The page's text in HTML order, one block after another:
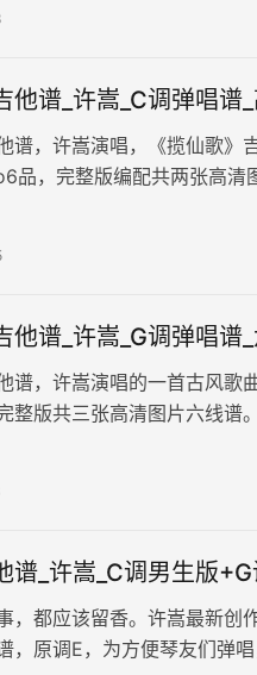
他谱_许嵩_C调弹唱谱
谱，许嵩演唱，《揽仙歌》
品，完整版编配共两张高清
他谱_许嵩_G调弹唱谱
谱，许嵩演唱的一首古风歌
整版共三张高清图片六线谱
谱_许嵩_C调男生版
，都应该留香。许嵩最新创
，原调E，为方便琴友们弹